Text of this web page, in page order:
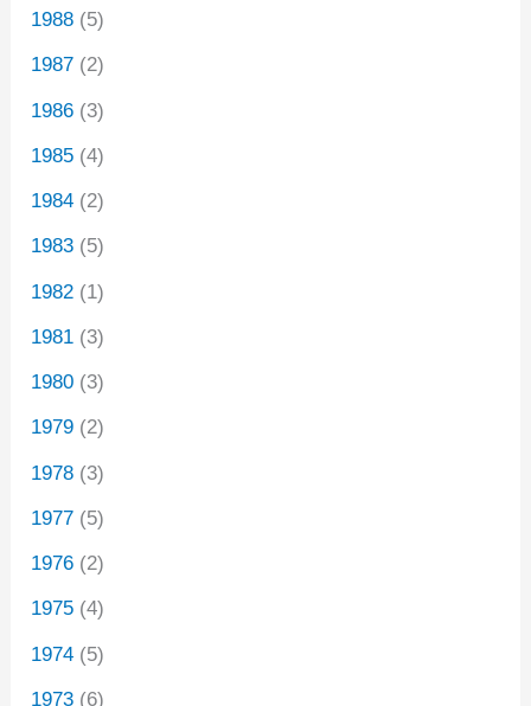
1988 (5)
1987 (2)
1986 (3)
1985 (4)
1984 (2)
1983 (5)
1982 (1)
1981 (3)
1980 (3)
1979 (2)
1978 (3)
1977 (5)
1976 (2)
1975 (4)
1974 (5)
1973 (6)